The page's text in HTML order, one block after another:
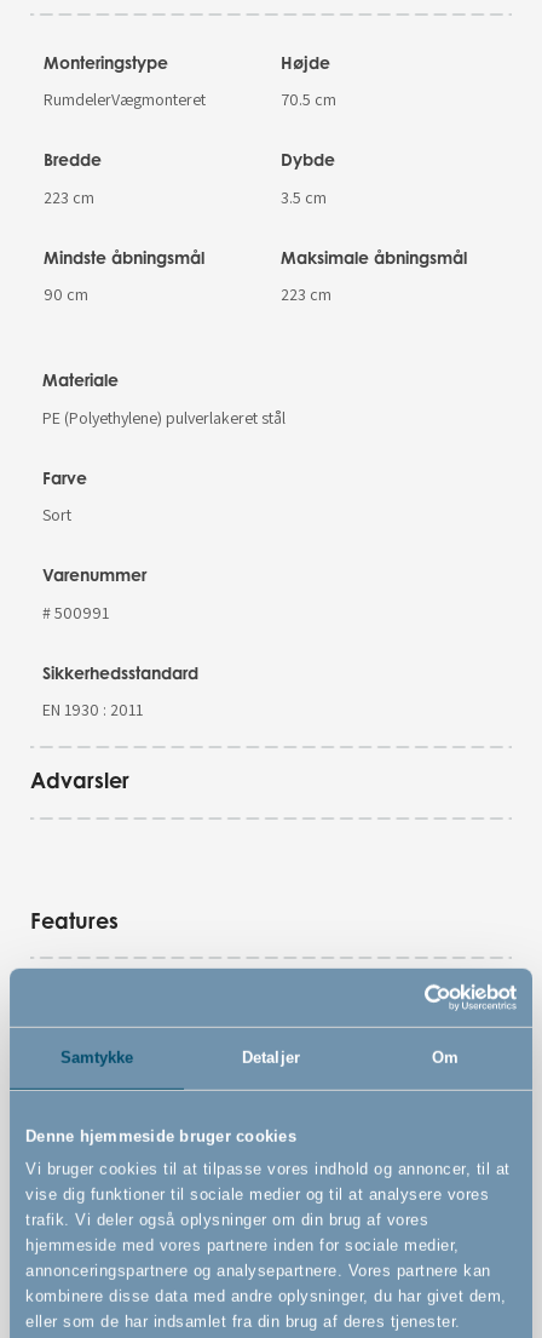
Samtykke Detaljer Om
Denne hjemmeside bruger cookies
Vi bruger cookies til at tilpasse vores indhold og annoncer, til at
vise dig funktioner til sociale medier og til at analysere vores
trafik. Vi deler også oplysninger om din brug af vores
hjemmeside med vores partnere inden for sociale medier,
annonceringspartnere og analysepartnere. Vores partnere kan
kombinere disse data med andre oplysninger, du har givet dem,
eller som de har indsamlet fra din brug af deres tjenester.
Monteringstype
RumdelerVægmonteret
Højde
70.5 cm
Bredde
223 cm
Dybde
3.5 cm
Mindste åbningsmål
90 cm
Maksimale åbningsmål
223 cm
Materiale
PE (Polyethylene) pulverlakeret stål
Farve
Sort
Varenummer
# 500991
Sikkerhedsstandard
EN 1930 : 2011
Advarsler
Features
Kan udvides uendeligt med både små og store